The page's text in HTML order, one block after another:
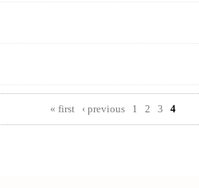
« first
‹ previous 1 2 3 4